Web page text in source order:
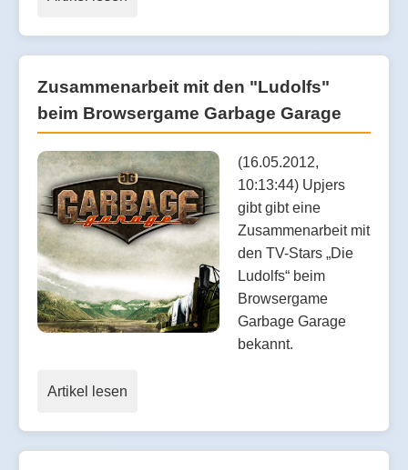
Zusammenarbeit mit den "Ludolfs"
beim Browsergame Garbage Garage
(16.05.2012,
10:13:44) Upjers
gibt gibt eine
Zusammenarbeit mit
den TV-Stars „Die
Ludolfs“ beim
Browsergame
Garbage Garage
bekannt.
Artikel lesen